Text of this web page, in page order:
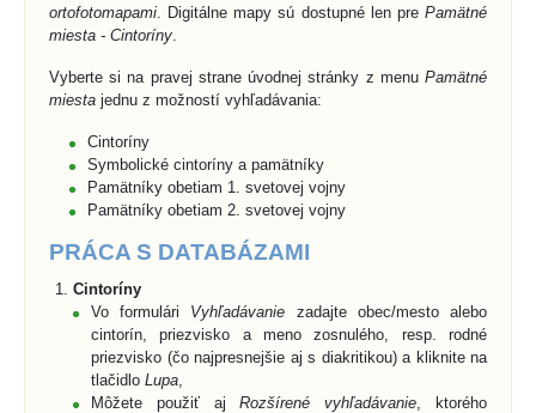
ortofotomapami . Digitálne mapy sú dostupné len pre Pamätné
miesta - Cintoríny
Vyberte si na pravej strane úvodnej stránky z menu Pamätné
miesta jednu z možností vyhľadávania:
Cintoríny
Symbolické cintoríny a pamätníky
Pamätníky obetiam 1. svetovej vojny
Pamätníky obetiam 2. svetovej vojny
PRÁCA S DATABÁZAMI
Cintoríny
Vo formulári Vyhľadávanie zadajte obec/mesto alebo
cintorín, priezvisko a meno zosnulého, resp. rodné
priezvisko (čo najpresnejšie aj s diakritikou) a kliknite na
tlačidlo Lupa
Môžete použiť ajRozšírené vyhľadávanie , ktorého